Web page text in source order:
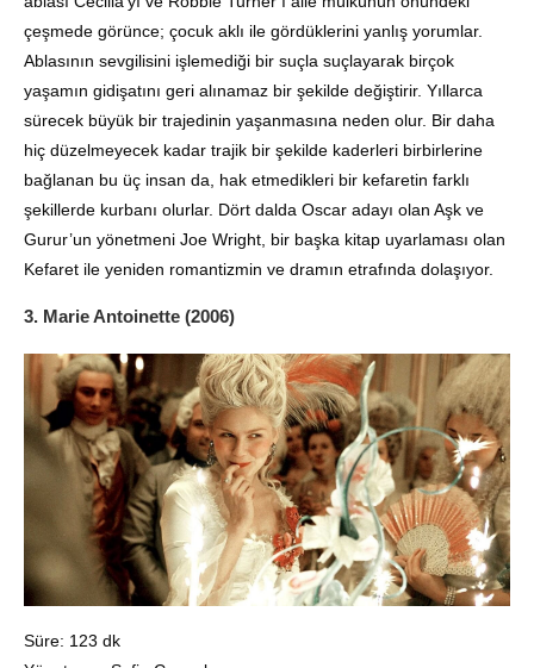
çeşmede görünce; çocuk aklı ile gördüklerini yanlış yorumlar.
Ablasının sevgilisini işlemediği bir suçla suçlayarak birçok
yaşamın gidişatını geri alınamaz bir şekilde değiştirir. Yıllarca
sürecek büyük bir trajedinin yaşanmasına neden olur. Bir daha
hiç düzelmeyecek kadar trajik bir şekilde kaderleri birbirlerine
bağlanan bu üç insan da, hak etmedikleri bir kefaretin farklı
şekillerde kurbanı olurlar. Dört dalda Oscar adayı olan Aşk ve
Gurur’un yönetmeni Joe Wright, bir başka kitap uyarlaması olan
Kefaret ile yeniden romantizmin ve dramın etrafında dolaşıyor.
3. Marie Antoinette (2006)
Süre: 123 dk